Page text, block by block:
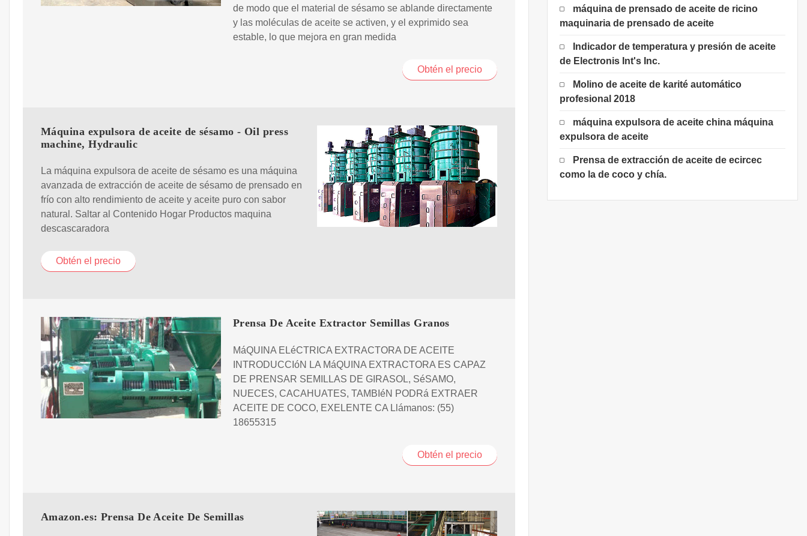
de modo que el material de sésamo se ablande directamente
y las moléculas de aceite se activen, y el exprimido sea
estable, lo que mejora en gran medida
Obtén el precio
Máquina expulsora de aceite de sésamo - Oil press
machine, Hydraulic
La máquina expulsora de aceite de sésamo es una máquina
avanzada de extracción de aceite de sésamo de prensado en
frío con alto rendimiento de aceite y aceite puro con sabor
natural. Saltar al Contenido Hogar Productos maquina
descascaradora
Obtén el precio
Prensa De Aceite Extractor Semillas Granos
MáQUINA ELéCTRICA EXTRACTORA DE ACEITE
INTRODUCCIóN LA MáQUINA EXTRACTORA ES CAPAZ
DE PRENSAR SEMILLAS DE GIRASOL, SéSAMO,
NUECES, CACAHUATES, TAMBIéN PODRá EXTRAER
ACEITE DE COCO, EXELENTE CA Llámanos: (55)
18655315
Obtén el precio
Amazon.es: Prensa De Aceite De Semillas
máquina de prensado de aceite de ricino
maquinaria de prensado de aceite
Indicador de temperatura y presión de aceite
de Electronis Int's Inc.
Molino de aceite de karité automático
profesional 2018
máquina expulsora de aceite china máquina
expulsora de aceite
Prensa de extracción de aceite de ecircec
como la de coco y chía.